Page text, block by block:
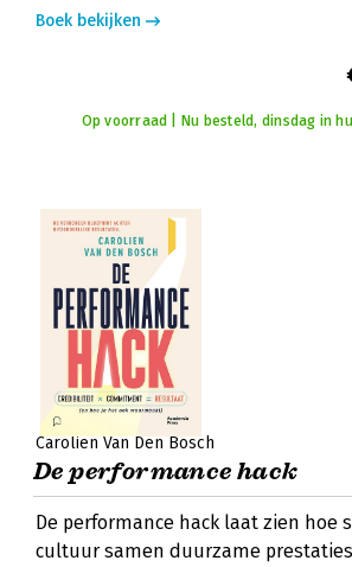
Boek bekijken
Op voorraad | Nu besteld, dinsdag in
Carolien Van Den Bosch
De performance hack
De performance hack laat zien hoe
cultuur samen duurzame